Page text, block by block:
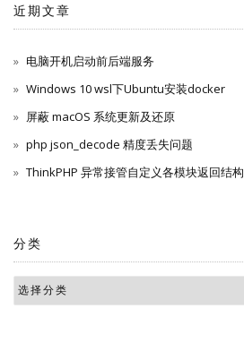
近期文章
电脑开机启动前后端服务
Windows 10 wsl下Ubuntu安装docker
屏蔽 macOS 系统更新及还原
php json_decode 精度丢失问题
ThinkPHP 异常接管自定义各模块返回结构
分类